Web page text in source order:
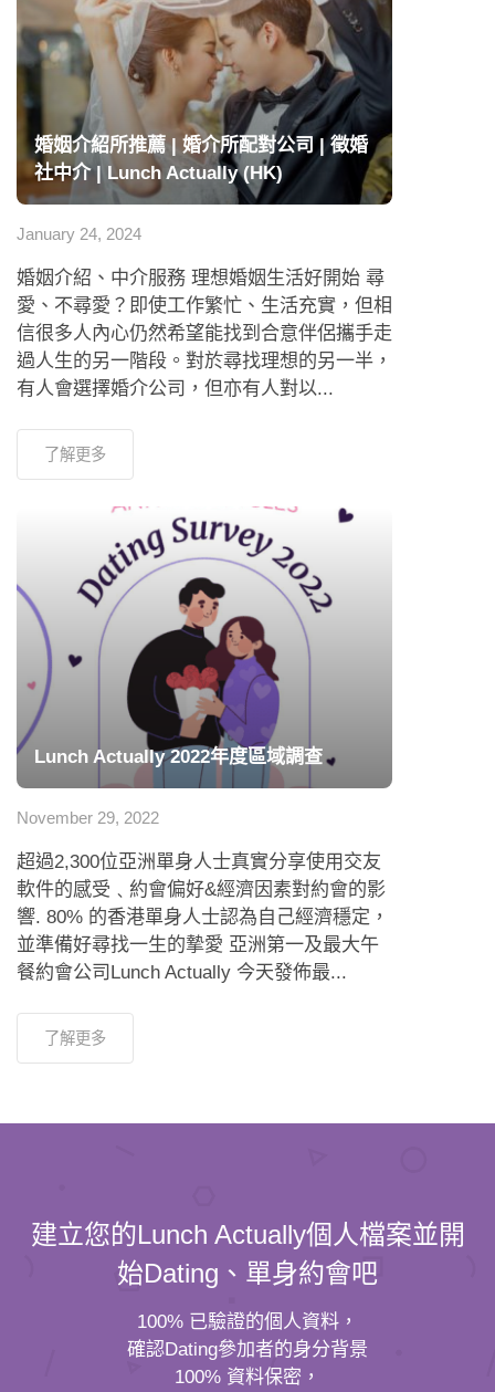
婚姻介紹所推薦 | 婚介所配對公司 | 徵婚
社中介 | Lunch Actually (HK)
January 24, 2024
婚姻介紹、中介服務 理想婚姻生活好開始 尋
愛、不尋愛？即使工作繁忙、生活充實，但相
信很多人內心仍然希望能找到合意伴侶攜手走
過人生的另一階段。對於尋找理想的另一半，
有人會選擇婚介公司，但亦有人對以...
了解更多
Lunch Actually 2022年度區域調查
November 29, 2022
超過2,300位亞洲單身人士真實分享使用交友
軟件的感受﹑約會偏好&經濟因素對約會的影
響. 80% 的香港單身人士認為自己經濟穩定，
並準備好尋找一生的摯愛 亞洲第一及最大午
餐約會公司Lunch Actually 今天發佈最...
了解更多
建立您的Lunch Actually個人檔案並開
始Dating、單身約會吧
100% 已驗證的個人資料，
確認Dating參加者的身分背景
100% 資料保密，